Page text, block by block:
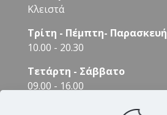
Κλειστά
Τρίτη - Πέμπτη- Παρασκευή
10.00 - 20.30
Τετάρτη - Σάββατο
09.00 - 16.00